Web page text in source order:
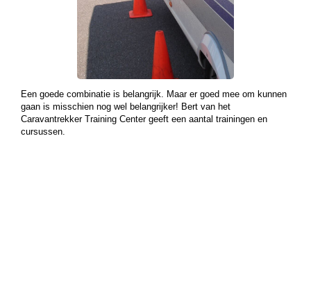
Een goede combinatie is belangrijk. Maar er goed mee om kunnen
gaan is misschien nog wel belangrijker! Bert van het
Caravantrekker Training Center geeft een aantal trainingen en
cursussen.